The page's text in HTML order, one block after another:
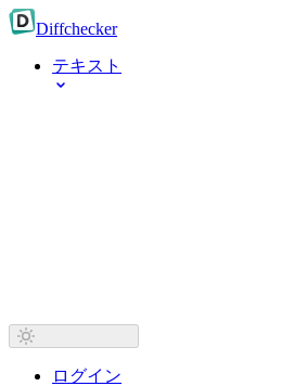
Diffchecker
テキスト
ログイン